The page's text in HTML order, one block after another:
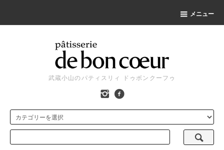
メニュー
武蔵小山のパティスリィ ドゥボンクーフゥ